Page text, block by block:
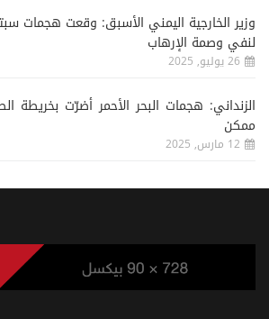
وزير الخارجية اليمني الأسبق: وقعت هجمات
لنفي وصمة الإرهاب
26 يوليو, 2025
الزنداني: هجمات البحر الأحمر أضرّت بخريطة
ممكن
12 مارس, 2025